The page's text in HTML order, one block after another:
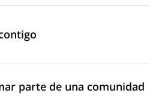
parte de una comunidad